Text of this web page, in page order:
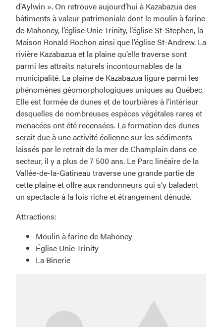
d’Aylwin ». On retrouve aujourd’hui à Kazabazua des
bâtiments à valeur patrimoniale dont le moulin à farine
de Mahoney, l’église Unie Trinity, l’église St-Stephen, la
Maison Ronald Rochon ainsi que l’église St-Andrew. La
rivière Kazabazua et la plaine qu’elle traverse sont
parmi les attraits naturels incontournables de la
municipalité. La plaine de Kazabazua figure parmi les
phénomènes géomorphologiques uniques au Québec.
Elle est formée de dunes et de tourbières à l’intérieur
desquelles de nombreuses espèces végétales rares et
menacées ont été recensées. La formation des dunes
serait due à une activité éolienne sur les sédiments
laissés par le retrait de la mer de Champlain dans ce
secteur, il y a plus de 7 500 ans. Le Parc linéaire de la
Vallée-de-la-Gatineau traverse une grande partie de
cette plaine et offre aux randonneurs qui s’y baladent
un spectacle à la fois riche et étrangement dénudé.
Attractions:
Moulin à farine de Mahoney
Église Unie Trinity
La Binerie